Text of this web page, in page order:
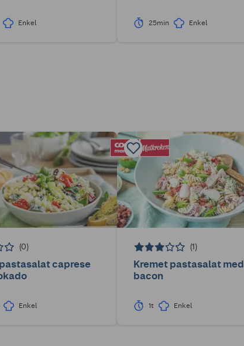
Enkel 25min Enkel
(0)
caprese
Enkel
(1)
Kremet pastasalat med
bacon
1t Enkel